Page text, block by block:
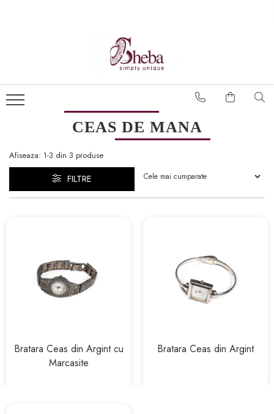
CEAS DE MANA
Afiseaza: 1-3 din 3 produse
FILTRE
Bratara Ceas din Argint cu
Marcasite
Bratara Ceas din Argint